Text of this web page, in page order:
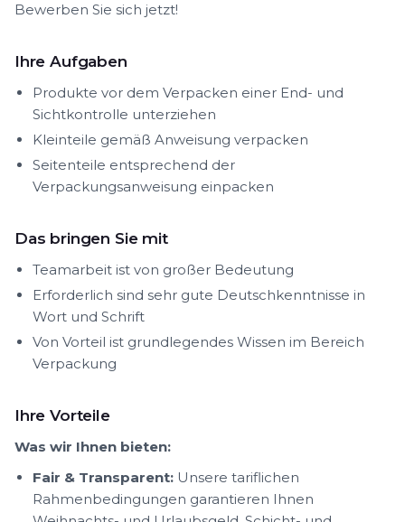
Bewerben Sie sich jetzt!
Ihre Aufgaben
Produkte vor dem Verpacken einer End- und
Sichtkontrolle unterziehen
Kleinteile gemäß Anweisung verpacken
Seitenteile entsprechend der
Verpackungsanweisung einpacken
Das bringen Sie mit
Teamarbeit ist von großer Bedeutung
Erforderlich sind sehr gute Deutschkenntnisse in
Wort und Schrift
Von Vorteil ist grundlegendes Wissen im Bereich
Verpackung
Ihre Vorteile
Was wir Ihnen bieten:
Fair & Transparent: Unsere tariflichen
Rahmenbedingungen garantieren Ihnen